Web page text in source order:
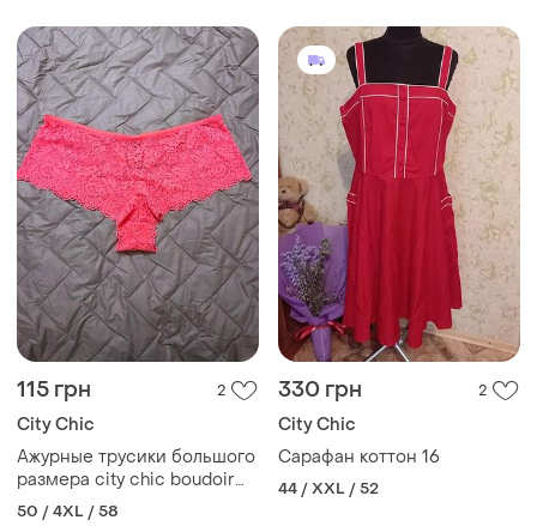
115 грн 2
City Chic
Ажурные трусики большого
размера city chic boudoir
pink, p. 22
50 / 4XL / 58
330 грн 2
City Chic
Сарафан коттон 16
44 / XXL / 52